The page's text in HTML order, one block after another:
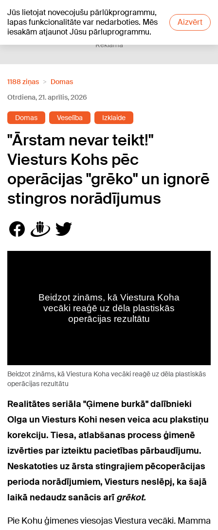
Jūs lietojat novecojušu pārlūkprogrammu,
lapas funkcionalitāte var nedarboties. Mēs
iesakām atjaunot Jūsu pārluprogrammu.
Aizvērt
+25°C
Reklāma
1188 ziņas
Domas
Otrdiena, 21. aprīlis, 2026
Domas Veselība Izklaide
"Ārstam nevar teikt!"
Viesturs Kohs pēc
operācijas "grēko" un ignorē
stingros norādījumus
Beidzot zināms, kā Viestura Koha vecāki reaģē uz dēla plastiskās
operācijas rezultātu
Realitātes seriāla "Ģimene burkā" dalībnieki
Olga un Viesturs Kohi nesen veica acu plakstiņu
korekciju. Tiesa, atlabšanas process ģimenē
izvērties par izteiktu pacietības pārbaudījumu.
Neskatoties uz ārsta stingrajiem pēcoperācijas
perioda norādījumiem, Viesturs neslēpj, ka šajā
laikā nedaudz sanācis arīgrēkot.
Pie Kohu ģimenes viesojas Viestura vecāki. Mamma